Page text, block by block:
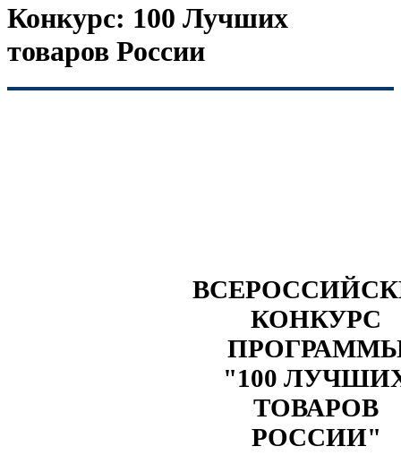
Конкурс: 100 Лучших
товаров России
КОНКУРС
"100
ТОВАРОВ
РОССИИ"